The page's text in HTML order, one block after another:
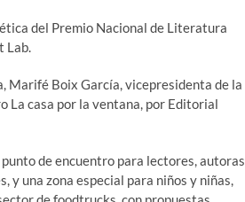
del Premio Nacional de Literatura
Lab.
Marifé Boix García, vicepresidenta de la
La casa por la ventana, por Editorial
de encuentro para lectores,
una zona especial para niños y niñas,